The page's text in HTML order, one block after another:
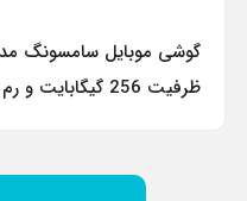
ظرفیت 256 گیگابایت و رم 8 گیگابایت – ویتنام